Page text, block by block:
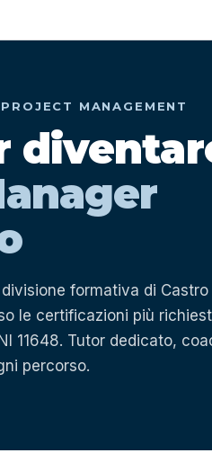
MANAGEMENT
formativa di Castro
le certificazioni più
11648. Tutor dedicato,
percorso.